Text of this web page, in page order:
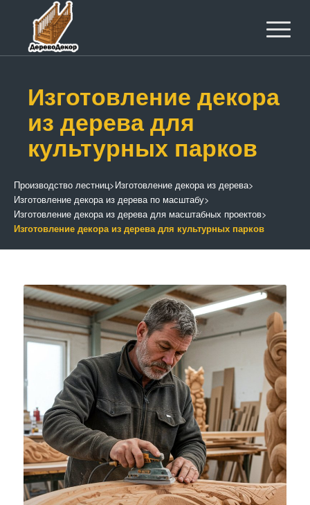
Изготовление декора
из дерева для
культурных парков
Производство лестниц>Изготовление декора из дерева>
Изготовление декора из дерева по масштабу>
Изготовление декора из дерева для масштабных проектов>
Изготовление декора из дерева для культурных парков